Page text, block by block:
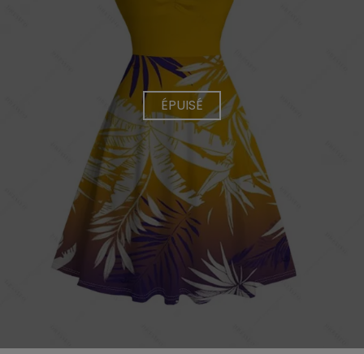
ÉPUISÉ